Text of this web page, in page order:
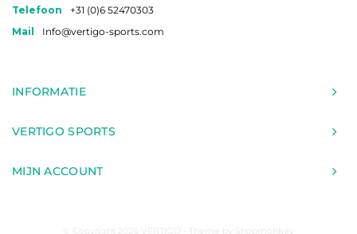
Telefoon
+31 (0)6 52470303
Mail
Info@vertigo-sports.com
INFORMATIE
VERTIGO SPORTS
MIJN ACCOUNT
© Copyright 2026 VERTIGO - Theme by Shopmonkey